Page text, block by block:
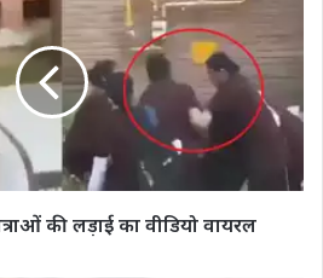
की लड़ाई का वीडियो वायरल